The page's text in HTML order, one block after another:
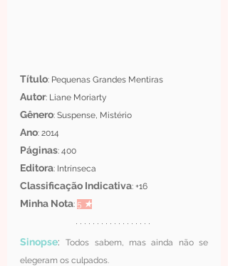
Título: Pequenas Grandes Mentiras
Autor: Liane Moriarty
Gênero: Suspense, Mistério
Ano: 2014
Páginas: 400
Editora: Intrínseca
Classificação Indicativa: +16
Minha Nota: 5 ★
Sinopse: Todos sabem, mas ainda não se
elegeram os culpados.